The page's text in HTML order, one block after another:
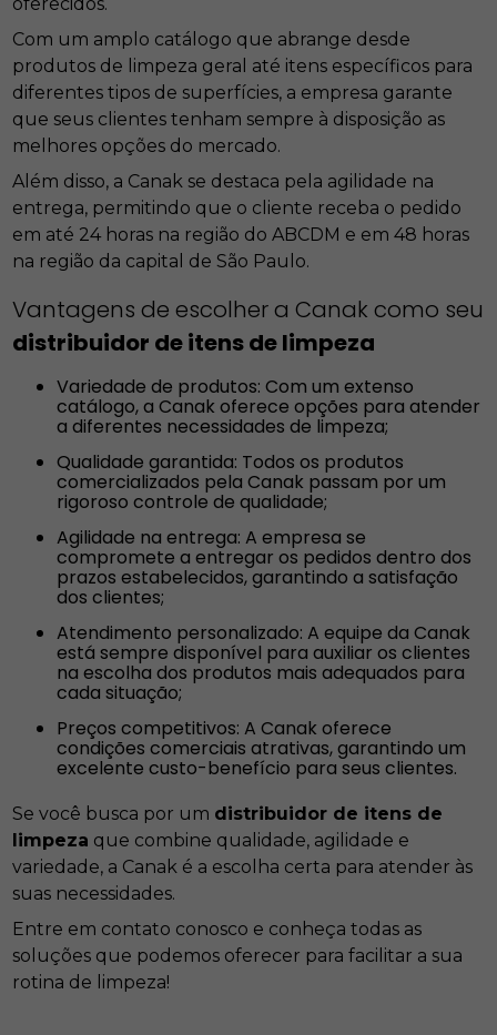
Com um amplo catálogo que abrange desde
produtos de limpeza geral até itens específicos para
diferentes tipos de superfícies, a empresa garante
que seus clientes tenham sempre à disposição as
melhores opções do mercado.
Além disso, a Canak se destaca pela agilidade na
entrega, permitindo que o cliente receba o pedido
em até 24 horas na região do ABCDM e em 48 horas
na região da capital de São Paulo.
Vantagens de escolher a Canak como seu
distribuidor de itens de limpeza
Variedade de produtos: Com um extenso
catálogo, a Canak oferece opções para atender
a diferentes necessidades de limpeza;
Qualidade garantida: Todos os produtos
comercializados pela Canak passam por um
rigoroso controle de qualidade;
Agilidade na entrega: A empresa se
compromete a entregar os pedidos dentro dos
prazos estabelecidos, garantindo a satisfação
dos clientes;
Atendimento personalizado: A equipe da Canak
está sempre disponível para auxiliar os clientes
na escolha dos produtos mais adequados para
cada situação;
Preços competitivos: A Canak oferece
condições comerciais atrativas, garantindo um
excelente custo-benefício para seus clientes.
Se você busca por um distribuidor de itens de
limpeza que combine qualidade, agilidade e
variedade, a Canak é a escolha certa para atender às
suas necessidades.
Entre em contato conosco e conheça todas as
soluções que podemos oferecer para facilitar a sua
rotina de limpeza!